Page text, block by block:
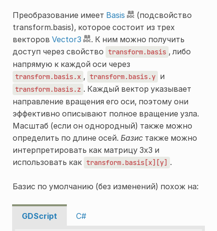
Преобразование имеет Basis
(подсвойство
transform.basis), которое состоит из трех
векторов Vector3
. К ним можно получить
доступ через свойство transform.basis , либо
напрямую к каждой оси через
transform.basis.x , transform.basis.y и
transform.basis.z . Каждый вектор указывает
направление вращения его оси, поэтому они
эффективно описывают полное вращение узла.
Масштаб (если он однородный) также можно
определить по длине осей. Базистакже можно
интерпретировать как матрицу 3x3 и
использовать как transform.basis[x][y] .
Базис по умолчанию (без изменений) похож на:
GDScript C#